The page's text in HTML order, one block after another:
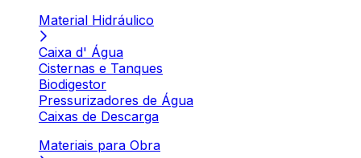
Material Hidráulico
Caixa d' Água
Cisternas e Tanques
Biodigestor
Pressurizadores de Água
Caixas de Descarga
Materiais para Obra